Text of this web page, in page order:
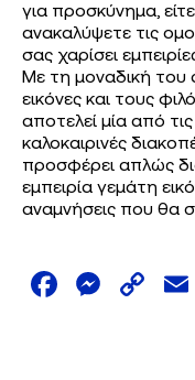
για προσκύνημα,
ανακαλύψετε τις
σας χαρίσει
Με τη μοναδική του
εικόνες και τους
αποτελεί μία από
καλοκαιρινές
προσφέρει απλώς
εμπειρία γεμάτη
αναμνήσεις που θα